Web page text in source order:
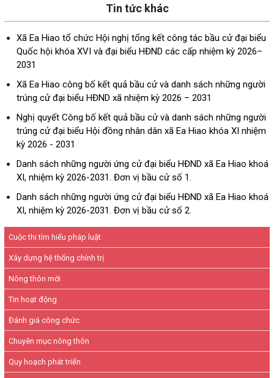
Cuộc thi tìm hiểu pháp luật
Xây dựng hệ thống chính trị
Nông thôn mới
Tin hoạt động
Đánh giá công chức
Chuyên mục nông thôn
Quy hoạch phát triển
Tin tức khác
Xã Ea Hiao tổ chức Hội nghị tổng kết công tác bầu cử đại biểu
Quốc hội khóa XVI và đại biểu HĐND các cấp nhiệm kỳ 2026–
2031
Xã Ea Hiao công bố kết quả bầu cử và danh sách những người
trúng cử đại biểu HĐND xã nhiệm kỳ 2026 – 2031
Nghị quyết Công bố kết quả bầu cử và danh sách những người
trúng cử đại biểu Hội đồng nhân dân xã Ea Hiao khóa XI nhiệm
kỳ 2026 - 2031
Danh sách những người ứng cử đại biểu HĐND xã Ea Hiao khoá
XI, nhiệm kỳ 2026-2031. Đơn vị bầu cử số 1.
Danh sách những người ứng cử đại biểu HĐND xã Ea Hiao khoá
XI, nhiệm kỳ 2026-2031. Đơn vị bầu cử số 2.